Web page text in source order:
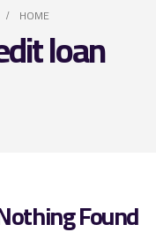
HOME
loan
Found